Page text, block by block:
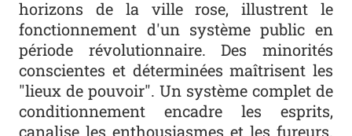
horizons de la ville rose, illustrent le
fonctionnement d'un système public en
période révolutionnaire. Des minorités
conscientes et déterminées maîtrisent les
"lieux de pouvoir". Un système complet de
conditionnement encadre les esprits,
canalise les enthousiasmes et les fureurs.